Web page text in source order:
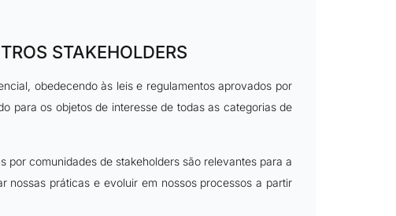
STAKEHOLDERS
obedecendo às leis e regulamentos aprovados por
para os objetos de interesse de todas as categorias de
por comunidades de stakeholders são relevantes para a
nossas práticas e evoluir em nossos processos a partir